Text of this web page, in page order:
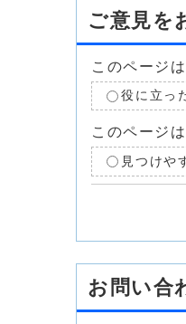
ご意見を
このページ
役に立っ
このページ
見つけや
お問い合